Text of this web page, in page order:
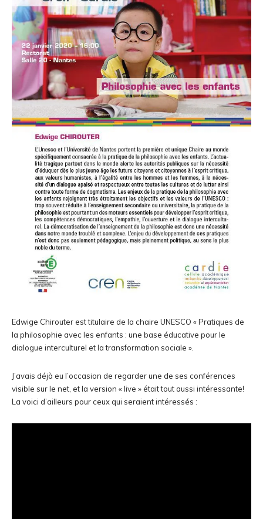
Edwige Chirouter est titulaire de la chaire UNESCO « Pratiques de
la philosophie avec les enfants : une base éducative pour le
dialogue interculturel et la transformation sociale ».
J’avais déjà eu l’occasion de regarder une de ses conférences
visible sur le net, et la version « live » était tout aussi intéressante!
La voici d’ailleurs pour ceux qui seraient intéressés :